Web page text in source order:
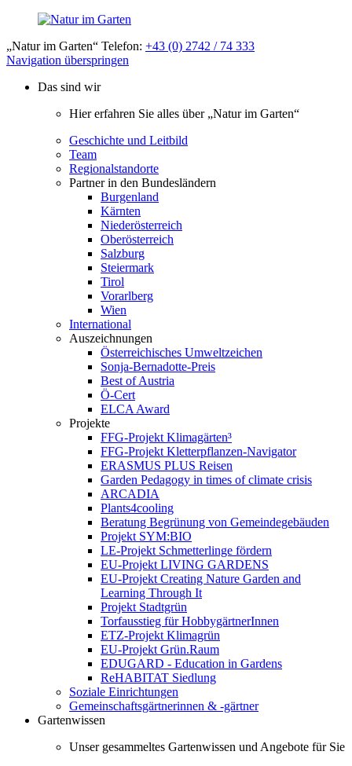
„Natur im Garten“ Telefon: +43 (0) 2742 / 74 333
Navigation überspringen
Das sind wir
Hier erfahren Sie alles über „Natur im Garten“
Geschichte und Leitbild
Team
Regionalstandorte
Partner in den Bundesländern
Burgenland
Kärnten
Niederösterreich
Oberösterreich
Salzburg
Steiermark
Tirol
Vorarlberg
Wien
International
Auszeichnungen
Österreichisches Umweltzeichen
Sonja-Bernadotte-Preis
Best of Austria
Ö-Cert
ELCA Award
Projekte
FFG-Projekt Klimagärten³
FFG-Projekt Kletterpflanzen-Navigator
ERASMUS PLUS Reisen
Garden Pedagogy in times of climate crisis
ARCADIA
Plants4cooling
Beratung Begrünung von Gemeindegebäuden
Projekt SYM:BIO
LE-Projekt Schmetterlinge fördern
EU-Projekt LIVING GARDENS
EU-Projekt Creating Nature Garden and
Learning Through It
Projekt Stadtgrün
Torfausstieg für HobbygärtnerInnen
ETZ-Projekt Klimagrün
EU-Projekt Grün.Raum
EDUGARD - Education in Gardens
ReHABITAT Siedlung
Soziale Einrichtungen
Gemeinschaftsgärtnerinnen & -gärtner
Gartenwissen
Unser gesammeltes Gartenwissen und Angebote für Sie